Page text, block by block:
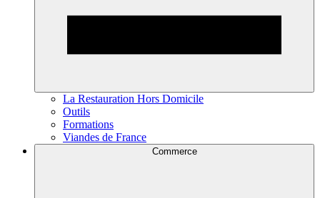
La Restauration Hors Domicile
Outils
Formations
Viandes de France
Commerce